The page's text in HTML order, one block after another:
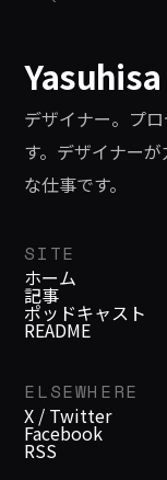
デザイナー。プ
す。デザイナー
な仕事です。
SITE
ホーム
記事
ポッドキャスト
README
ELSEWHERE
X / Twitter
Facebook
RSS